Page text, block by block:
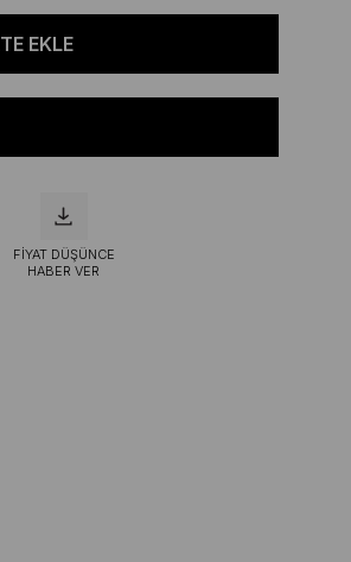
FIYAT DÜŞÜNCE
HABER VER